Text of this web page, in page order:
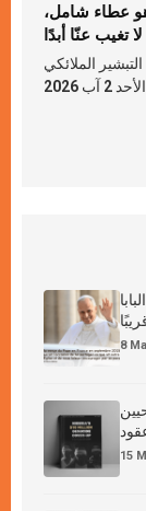
عطاء شامل،
تغيب عنّا أبدًا
الملائكي
2 آب 2026
8
15